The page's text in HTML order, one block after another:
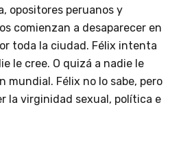
opositores peruanos y
comienzan a desaparecer en
toda la ciudad. Félix intenta
le cree. O quizá a nadie le
mundial. Félix no lo sabe, pero
la virginidad sexual, política e